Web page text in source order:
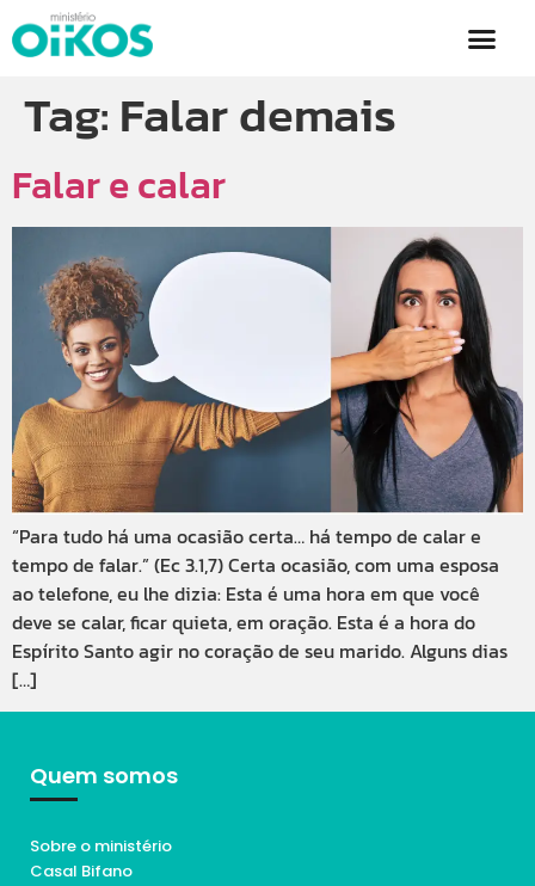
Tag: Falar demais
Falar e calar
“Para tudo há uma ocasião certa… há tempo de calar e
tempo de falar.” (Ec 3.1,7) Certa ocasião, com uma esposa
ao telefone, eu lhe dizia: Esta é uma hora em que você
deve se calar, ficar quieta, em oração. Esta é a hora do
Espírito Santo agir no coração de seu marido. Alguns dias
[…]
Quem somos
Sobre o ministério
Casal Bifano